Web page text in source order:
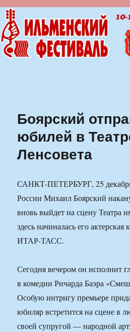
Ильменский
Боярский
юбилей в
Ленсовета
САНКТ-ПЕТЕРБУРГ, 25
России Михаил Боярский
вновь выйдет на сцену Театра
здесь начиналась его актерская
ИТАР-ТАСС.
Сегодня вечером он исполнит
в комедии Ричарда Баэра
Особую интригу премьере
юбиляр встретится на сцене в
своей супругой — народной